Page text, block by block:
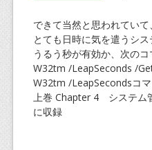
できて当然と思われてい
とても日時に気を遣うシ
うるう秒が有効か、次の
W32tm /LeapSeconds /
W32tm /LeapSecondsコ
上巻 Chapter 4 システム
に収録